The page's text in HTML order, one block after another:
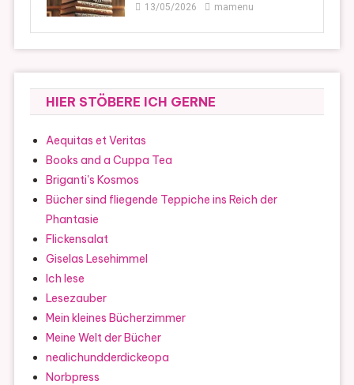
13/05/2026 mamenu
HIER STÖBERE ICH GERNE
Aequitas et Veritas
Books and a Cuppa Tea
Briganti's Kosmos
Bücher sind fliegende Teppiche ins Reich der
Phantasie
Flickensalat
Giselas Lesehimmel
Ich lese
Lesezauber
Mein kleines Bücherzimmer
Meine Welt der Bücher
nealichundderdickeopa
Norbpress